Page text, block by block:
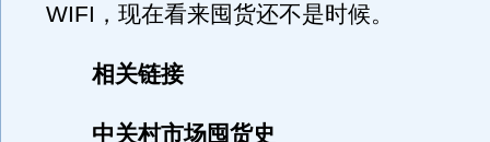
WIFI，现在看来囤货还不是时候。
相关链接
中关村市场囤货史